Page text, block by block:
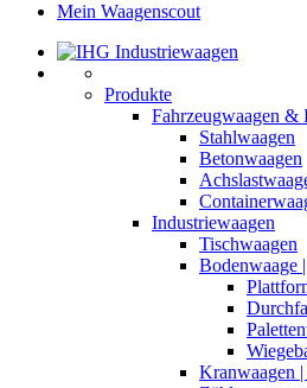
Mein Waagenscout
Produkte
Fahrzeugwaagen &
Stahlwaagen
Betonwaagen
Industriewaagen
Tischwaagen
Bodenwaage
Kranwaagen